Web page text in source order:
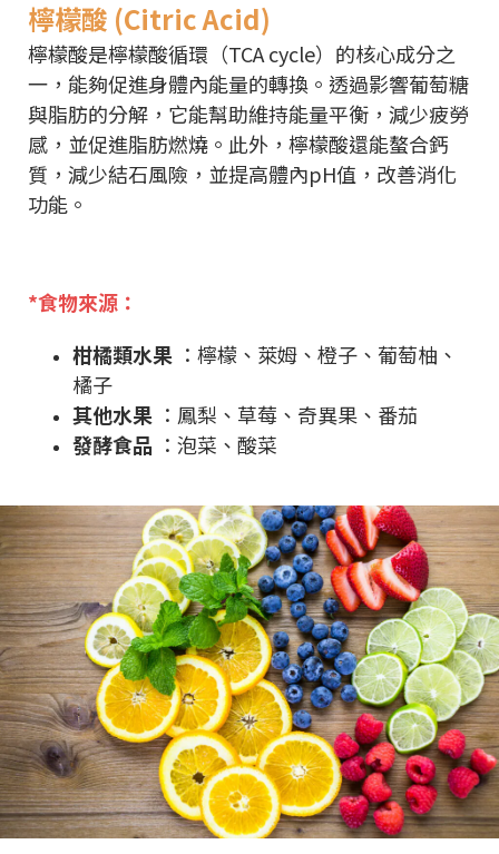
檸檬酸 (Citric Acid)
檸檬酸是檸檬酸循環（TCA cycle）的核心成分之
一，能夠促進身體內能量的轉換。透過影響葡萄糖
與脂肪的分解，它能幫助維持能量平衡，減少疲勞
感，並促進脂肪燃燒。此外，檸檬酸還能螯合鈣
質，減少結石風險，並提高體內pH值，改善消化
功能。
*食物來源：
柑橘類水果 ：檸檬、萊姆、橙子、葡萄柚、
橘子
其他水果 ：鳳梨、草莓、奇異果、番茄
發酵食品 ：泡菜、酸菜